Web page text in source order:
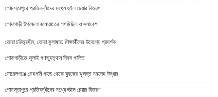
গোমস্তাপুরে প্রতিবন্ধীদের মধ্যে হুইল চেয়ার বিতরণ
গোদাগাড়ী উপজেলা জামায়াতের গণমিছিল ও সমাবেশ
তোরা চরিত্রহীন, তোরা কুলাঙ্গার: শিক্ষার্থীদের উদেশ্যে প্রদর্শক
গোদাগাড়ীতে জুলাই গণভ্যুত্থান দিবস পালিত
মোরেলগঞ্জে মেহগনি গাছে থেকে যুবকের ঝুলন্ত মরদেহ উদ্ধার
গোমস্তাপুরে প্রতিবন্ধীদের মধ্যে হুইল চেয়ার বিতরণ